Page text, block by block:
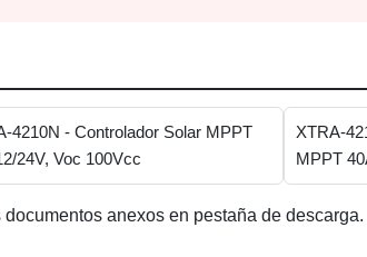
4210N - Controlador Solar MPPT
24V, Voc 100Vcc
XTRA-
MPPT
anexos en pestaña de descarga.